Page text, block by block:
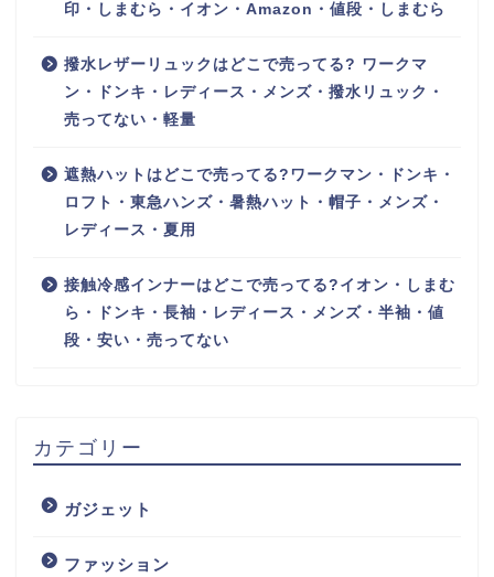
印・しまむら・イオン・Amazon・値段・しまむら
撥水レザーリュックはどこで売ってる? ワークマ
ン・ドンキ・レディース・メンズ・撥水リュック・
売ってない・軽量
遮熱ハットはどこで売ってる?ワークマン・ドンキ・
ロフト・東急ハンズ・暑熱ハット・帽子・メンズ・
レディース・夏用
接触冷感インナーはどこで売ってる?イオン・しまむ
ら・ドンキ・長袖・レディース・メンズ・半袖・値
段・安い・売ってない
カテゴリー
ガジェット
ファッション